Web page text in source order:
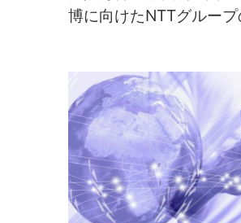
博に向けたNTTグループ